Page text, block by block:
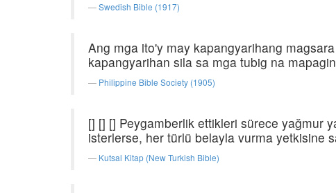
Swedish Bible (1917)
Ang mga ito'y may kapangyarihang
kapangyarihan sila sa mga tubig na
Philippine Bible Society (1905)
[] [] [] Peygamberlik ettikleri sürece yağmur
isterlerse, her türlü belayla vurma yetkisine
Kutsal Kitap (New Turkish Bible)